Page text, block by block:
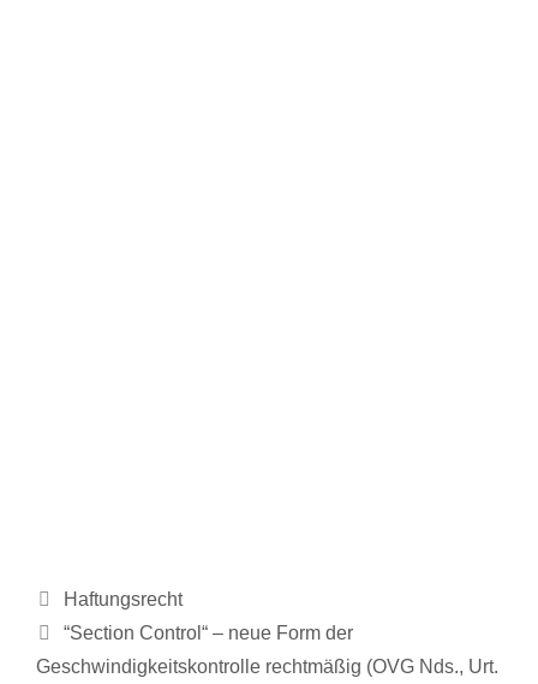
Kategorien
Haftungsrecht
Beitrags-
Navigation
“Section Control“ – neue Form der
Geschwindigkeitskontrolle rechtmäßig (OVG Nds., Urt.